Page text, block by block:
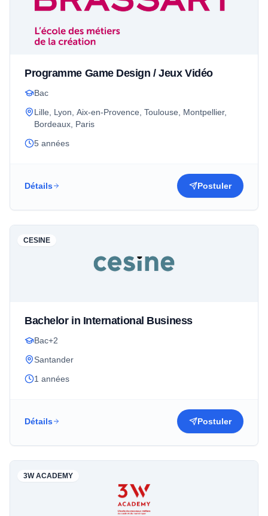
Programme Game Design / Jeux Vidéo
Bac
Lille, Lyon, Aix-en-Provence, Toulouse, Montpellier,
Bordeaux, Paris
5 années
Détails Postuler
CESINE
Bachelor in International Business
Bac+2
Santander
1 années
Détails Postuler
3W ACADEMY